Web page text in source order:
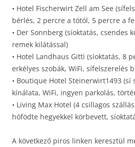
• Hotel Fischerwirt Zell am See
bérlés, 2 percre a tótól, 5 percre a
• Der Sonnberg (síoktatás, csendes
remek kilátással)
• Hotel Landhaus Gitti (síoktatás, 8
erkélyes szobák, WiFi, sífelszerelés
• Boutique Hotel Steinerwirt1493 (sí
kínálata, WiFi, ingyen parkolás,
• Living Max Hotel (4 csillagos
hófödte hegyekkel körbevett,
A következő piros linken keresztül